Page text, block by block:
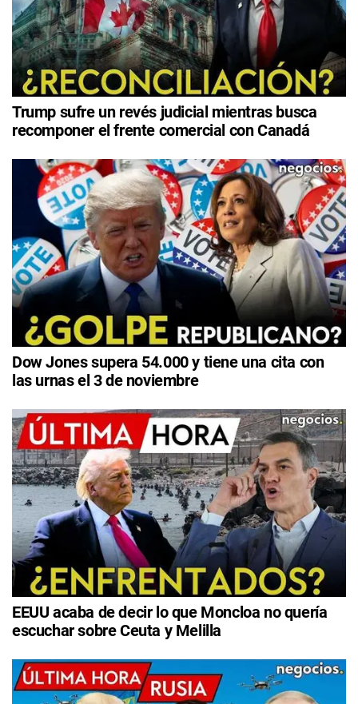
Trump sufre un revés judicial mientras busca
recomponer el frente comercial con Canadá
Dow Jones supera 54.000 y tiene una cita con
las urnas el 3 de noviembre
EEUU acaba de decir lo que Moncloa no quería
escuchar sobre Ceuta y Melilla